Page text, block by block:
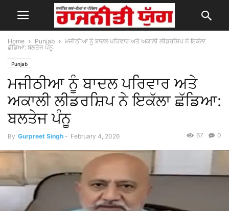
Home Punjab
ਮਜੀਠੀਆ ਨੂੰ ਬਾਦਲ ਪਰਿਵਾਰ ਅਤੇ ਅਕਾਲੀ ਲੀਡਰਸ਼ਿਪ ਨੇ ਇਕੱਲਾ
ਛੱਡਿਆ: ਬਲਤੇਜ ਪੰਨੂ
Punjab
ਮਜੀਠੀਆ ਨੂੰ ਬਾਦਲ ਪਰਿਵਾਰ ਅਤੇ
ਅਕਾਲੀ ਲੀਡਰਸ਼ਿਪ ਨੇ ਇਕੱਲਾ ਛੱਡਿਆ:
ਬਲਤੇਜ ਪੰਨੂ
By Gurpreet Singh - February 4, 2026 0
67